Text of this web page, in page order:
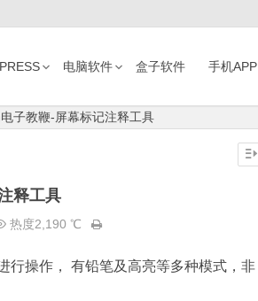
电脑软件 盒子软件 手机APP
子教鞭-屏幕标记注释工具
释工具
热度2,190 ℃
行操作， 有铅笔及高亮等多种模式，非